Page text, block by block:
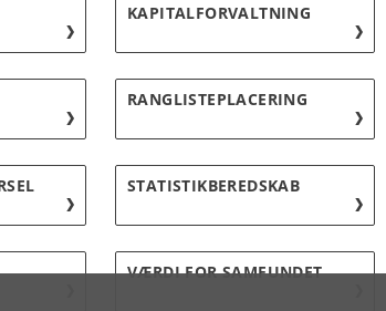
KAPITALFORVALTNING
RANGLISTEPLACERING
STATISTIKBEREDSKAB
VÆRDI FOR SAMFUNDET